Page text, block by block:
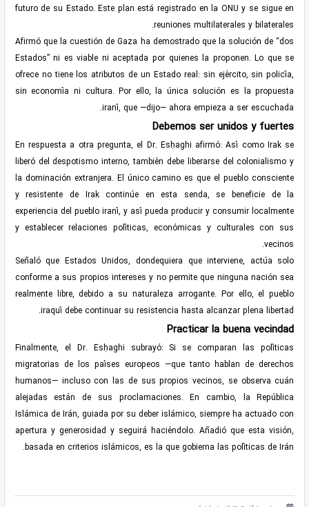
futuro de su Estado. Este plan está registrado en la ONU y se sigue en
reuniones multilaterales y bilaterales.
Afirmó que la cuestión de Gaza ha demostrado que la solución de “dos
Estados” ni es viable ni aceptada por quienes la proponen. Lo que se
ofrece no tiene los atributos de un Estado real: sin ejército, sin policía,
sin economía ni cultura. Por ello, la única solución es la propuesta
iraní, que —dijo— ahora empieza a ser escuchada.
Debemos ser unidos y fuertes
En respuesta a otra pregunta, el Dr. Esḥaghi afirmó: Así como Irak se
liberó del despotismo interno, también debe liberarse del colonialismo y
la dominación extranjera. El único camino es que el pueblo consciente
y resistente de Irak continúe en esta senda, se beneficie de la
experiencia del pueblo iraní, y así pueda producir y consumir localmente
y establecer relaciones políticas, económicas y culturales con sus
vecinos.
Señaló que Estados Unidos, dondequiera que interviene, actúa solo
conforme a sus propios intereses y no permite que ninguna nación sea
realmente libre, debido a su naturaleza arrogante. Por ello, el pueblo
iraquí debe continuar su resistencia hasta alcanzar plena libertad.
Practicar la buena vecindad
Finalmente, el Dr. Esḥaghi subrayó: Si se comparan las políticas
migratorias de los países europeos —que tanto hablan de derechos
humanos— incluso con las de sus propios vecinos, se observa cuán
alejadas están de sus proclamaciones. En cambio, la República
Islámica de Irán, guiada por su deber islámico, siempre ha actuado con
apertura y generosidad y seguirá haciéndolo. Añadió que esta visión,
basada en criterios islámicos, es la que gobierna las políticas de Irán.